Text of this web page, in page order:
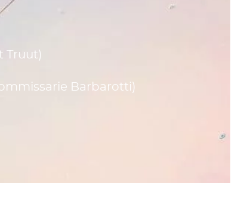
Truut)
Barbarotti)